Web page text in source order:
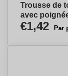
Trousse de
avec
€1,42 Par